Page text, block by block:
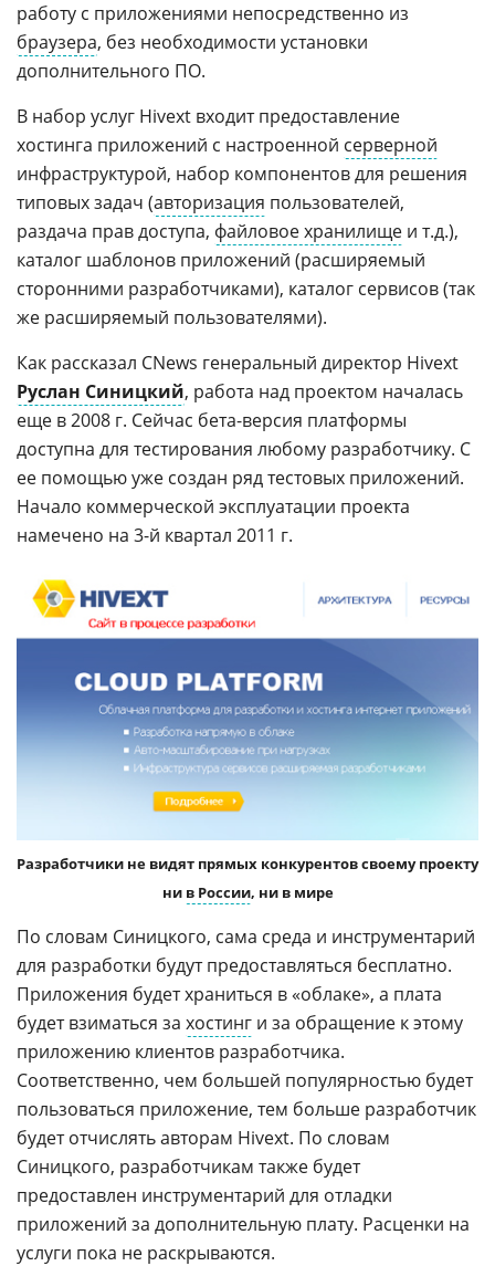
работу с приложениями непосредственно из
браузера, без необходимости установки
дополнительного ПО.
В набор услуг Hivext входит предоставление
хостинга приложений с настроенной серверной
инфраструктурой, набор компонентов для решения
типовых задач (авторизация пользователей,
раздача прав доступа, файловое хранилище и т.д.),
каталог шаблонов приложений (расширяемый
сторонними разработчиками), каталог сервисов (так
же расширяемый пользователями).
Как рассказал CNews генеральный директор Hivext
Руслан Синицкий, работа над проектом началась
еще в 2008 г. Сейчас бета-версия платформы
доступна для тестирования любому разработчику. С
ее помощью уже создан ряд тестовых приложений.
Начало коммерческой эксплуатации проекта
намечено на 3-й квартал 2011 г.
Разработчики не видят прямых конкурентов своему проекту
ни в России, ни в мире
По словам Синицкого, сама среда и инструментарий
для разработки будут предоставляться бесплатно.
Приложения будет храниться в «облаке», а плата
будет взиматься за хостинг и за обращение к этому
приложению клиентов разработчика.
Соответственно, чем большей популярностью будет
пользоваться приложение, тем больше разработчик
будет отчислять авторам Hivext. По словам
Синицкого, разработчикам также будет
предоставлен инструментарий для отладки
приложений за дополнительную плату. Расценки на
услуги пока не раскрываются.